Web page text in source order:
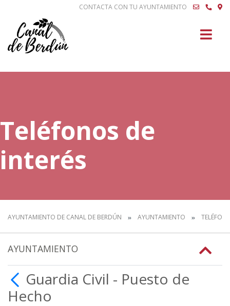
CONTACTA CON TU AYUNTAMIENTO
Teléfonos de
interés
AYUNTAMIENTO DE CANAL DE BERDÚN AYUNTAMIENTO
AYUNTAMIENTO
Guardia Civil - Puesto de
Hecho